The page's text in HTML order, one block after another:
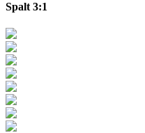
Spalt 3:1